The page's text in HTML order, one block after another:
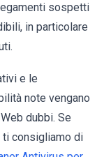
sospetti
in particolare
e le
note vengano
dubbi. Se
consigliamo di